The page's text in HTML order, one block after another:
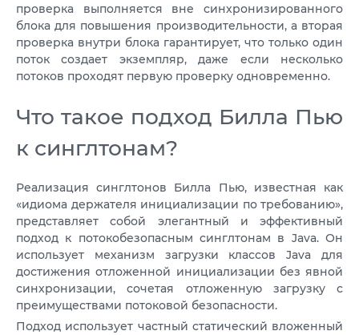
проверка выполняется вне синхронизированного
блока для повышения производительности, а вторая
проверка внутри блока гарантирует, что только один
поток создает экземпляр, даже если несколько
потоков проходят первую проверку одновременно.
Что такое подход Билла Пью
к синглтонам?
Реализация синглтонов Билла Пью, известная как
«идиома держателя инициализации по требованию»,
представляет собой элегантный и эффективный
подход к потокобезопасным синглтонам в Java. Он
использует механизм загрузки классов Java для
достижения отложенной инициализации без явной
синхронизации, сочетая отложенную загрузку с
преимуществами потоковой безопасности.
Подход использует частный статический вложенный